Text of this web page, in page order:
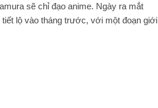
sẽ chỉ đạo anime. Ngày ra mắt
lộ vào tháng trước, với một đoạn giới